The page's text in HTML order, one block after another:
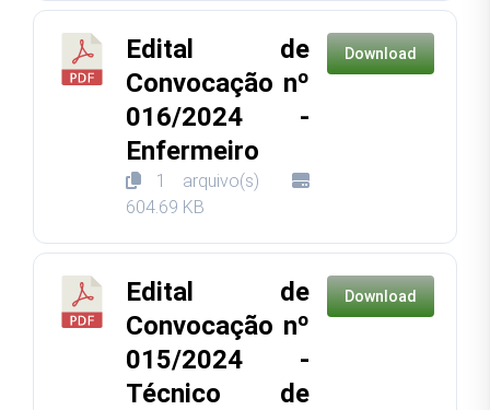
Edital de
Convocação nº
016/2024 -
Enfermeiro
1 arquivo(s)
604.69 KB
Download
Edital de
Convocação nº
015/2024 -
Técnico de
Download